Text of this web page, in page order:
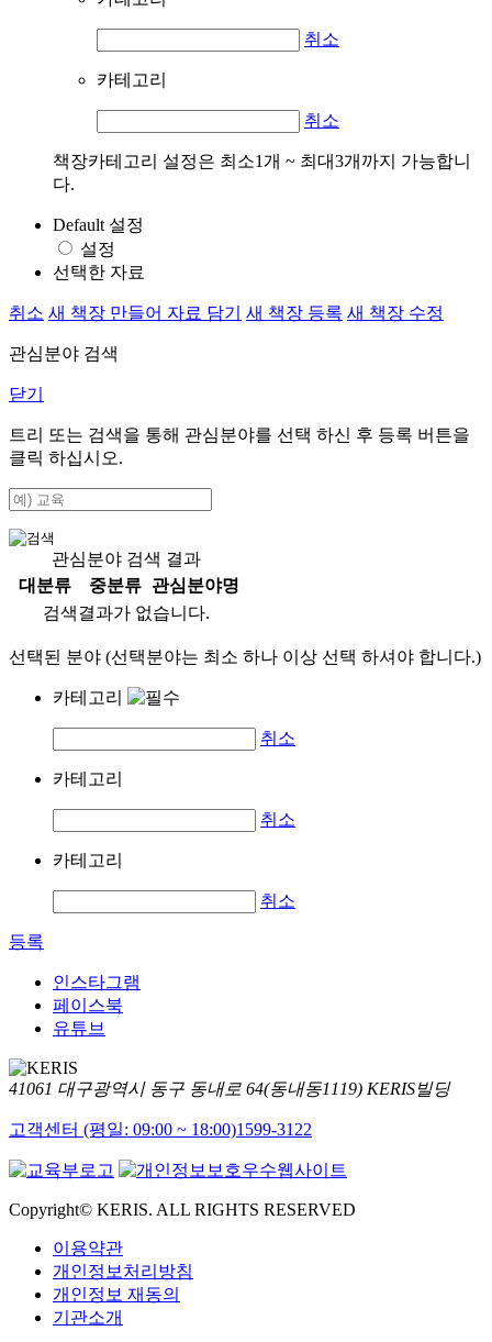
취소
카테고리
취소
책장카테고리 설정은 최소1개 ~ 최대3개까지 가능합니
다.
Default 설정
설정
선택한 자료
취소 새 책장 만들어 자료 담기 새 책장 등록 새 책장 수정
관심분야 검색
닫기
트리 또는 검색을 통해 관심분야를 선택 하신 후 등록 버튼을
클릭 하십시오.
관심분야 검색 결과
대분류
중분류
관심분야명
검색결과가 없습니다.
선택된 분야 (선택분야는 최소 하나 이상 선택 하셔야 합니다.)
카테고리
취소
카테고리
취소
카테고리
취소
등록
인스타그램
페이스북
유튜브
41061 대구광역시 동구 동내로 64(동내동1119) KERIS빌딩
고객센터 (평일: 09:00 ~ 18:00)1599-3122
Copyright© KERIS. ALL RIGHTS RESERVED
이용약관
개인정보처리방침
개인정보 재동의
기관소개